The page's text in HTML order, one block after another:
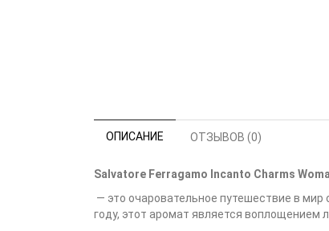
ОПИСАНИЕ ОТЗЫВОВ (0)
Salvatore Ferragamo Incanto Charms
— это очаровательное путешествие в
году, этот аромат является воплощением